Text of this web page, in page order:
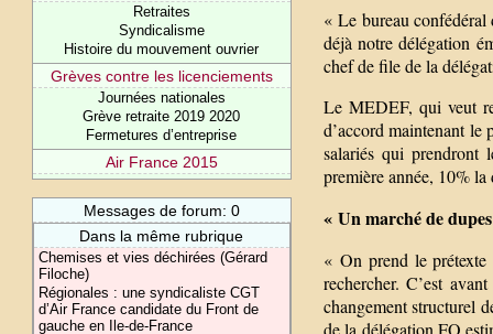
Retraites
Syndicalisme
Histoire du mouvement ouvrier
Grèves contre les licenciements
Journées nationales
Grève retraite 2019 2020
Fermetures d’entreprise
Air France 2015
Messages de forum: 0
Dans la même rubrique
Chemises et vies déchirées (Gérard
Filoche)
Régionales : une syndicaliste CGT
d’Air France candidate du Front de
gauche en Ile-de-France
« Le bureau confédéral
déjà notre délégation
chef de file de la
Le MEDEF, qui veut
d’accord maintenant le
salariés qui
première année, 10%
« Un marché de
« On prend le prétexte
rechercher. C’est
changement structurel
de la délégation FO